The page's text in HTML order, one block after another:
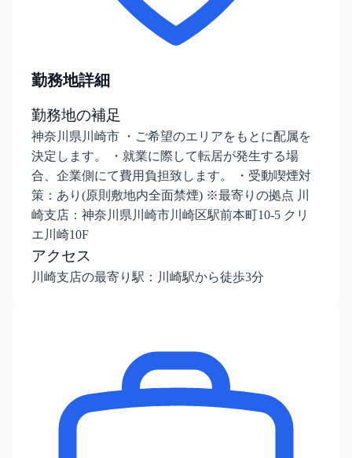
勤務地詳細
勤務地の補足
神奈川県川崎市 ・ご希望のエリアをもとに配属を
決定します。 ・就業に際して転居が発生する場
合、企業側にて費用負担致します。 ・受動喫煙対
策：あり(原則敷地内全面禁煙) ※最寄りの拠点 川
崎支店：神奈川県川崎市川崎区駅前本町10-5 クリ
エ川崎10F
アクセス
川崎支店の最寄り駅：川崎駅から徒歩3分